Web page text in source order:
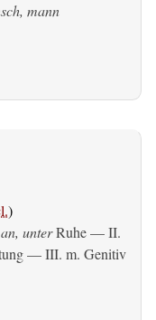
mann
)
unterRuhe — II.
— III. m. Genitiv